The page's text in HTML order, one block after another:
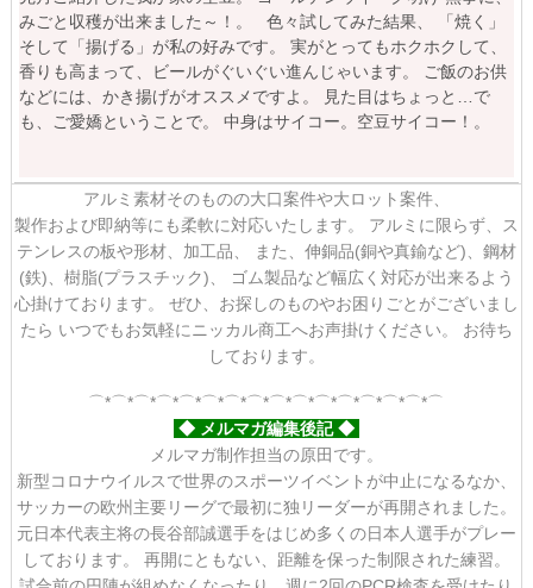
みごと収穫が出来ました～！。
色々試してみた結果、
「焼く」
そして「揚げる」が私の好みです。
実がとってもホクホクして、
香りも高まって、ビールがぐいぐい進んじゃいます。
ご飯のお供
などには、かき揚げがオススメですよ。
見た目はちょっと…で
も、ご愛嬌ということで。
中身はサイコー。空豆サイコー！。
アルミ素材そのものの大口案件や大ロット案件、
製作および即納等にも柔軟に対応いたします。
アルミに限らず、ス
テンレスの板や形材、加工品、
また、伸銅品(銅や真鍮など)、鋼材
(鉄)、樹脂(プラスチック)、
ゴム製品など幅広く対応が出来るよう
心掛けております。
ぜひ、お探しのものやお困りごとがございまし
たら いつでもお気軽にニッカル商工へお声掛けください。
お待ち
しております。
⌒*⌒*⌒*⌒*⌒*⌒*⌒*⌒*⌒*⌒*⌒*⌒*⌒*⌒*⌒*⌒
◆ メルマガ編集後記 ◆
メルマガ制作担当の原田です。
新型コロナウイルスで世界のスポーツイベントが中止になるなか、
サッカーの欧州主要リーグで最初に独リーダーが再開されました。
元日本代表主将の長谷部誠選手をはじめ多くの日本人選手がプレー
しております。
再開にともない、距離を保った制限された練習。